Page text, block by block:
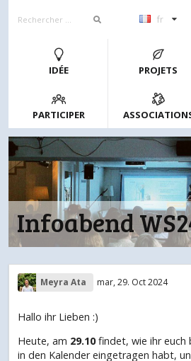
fr
IDÉE PROJETS
PARTICIPER
Infoabend
Meyra Ata mar, 29. Oct 2024
Hallo ihr Lieben :)
Heute, am 29.10findet, wie ihr
in den Kalender eingetragen habt,